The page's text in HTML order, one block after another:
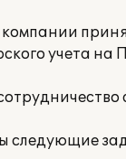
учета
следующие